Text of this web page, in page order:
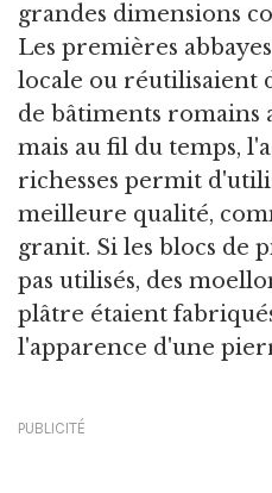
grandes dimensions
Les premières
locale ou réutilisaient
de bâtiments romains
mais au fil du temps,
richesses permit
meilleure qualité,
granit. Si les blocs de
pas utilisés, des
plâtre étaient
l'apparence d'une
PUBLICITÉ